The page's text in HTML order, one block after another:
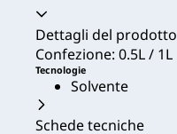
Dettagli del prodotto
Confezione: 0.5L / 1L
Tecnologie
Solvente
Schede tecniche